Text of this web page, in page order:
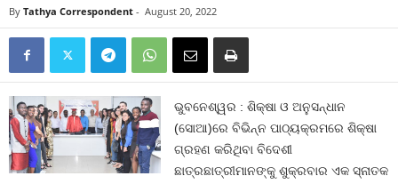
By Tathya Correspondent - August 20, 2022
ଭୁବନେଶ୍ୱର : ଶିକ୍ଷା ଓ ଅନୁସନ୍ଧାନ
(ସୋଆ)ରେ ବିଭିନ୍ନ ପାଠ୍ୟକ୍ରମରେ ଶିକ୍ଷା
ଗ୍ରହଣ କରିଥିବା ବିଦେଶୀ
ଛାତ୍ରଛାତ୍ରୀମାନଙ୍କୁ ଶୁକ୍ରବାର ଏକ ସ୍ନାତକ